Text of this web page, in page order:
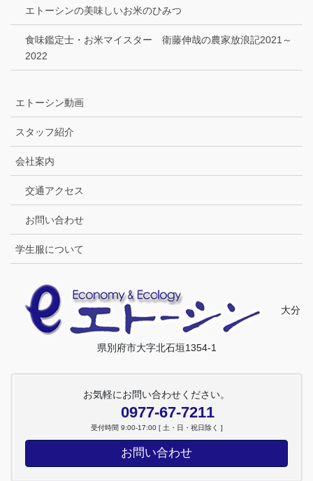
エトーシンの美味しいお米のひみつ
食味鑑定士・お米マイスター 衛藤伸哉の農家放浪記2021～
2022
エトーシン動画
スタッフ紹介
会社案内
交通アクセス
お問い合わせ
学生服について
大分
県別府市大字北石垣1354-1
お気軽にお問い合わせください。
0977-67-7211
受付時間 9:00-17:00 [ 土・日・祝日除く ]
お問い合わせ